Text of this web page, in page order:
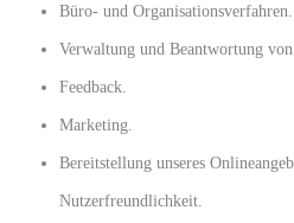
Büro- und Organisationsverfahren.
Verwaltung und Beantwortung von
Feedback.
Marketing.
Bereitstellung unseres
Nutzerfreundlichkeit.